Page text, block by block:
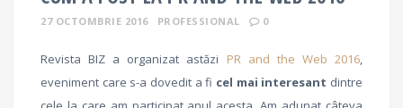
27 OCTOMBRIE 2016 PROFESSIONAL 0
Revista BIZ a organizat astăzi PR and the Web 2016,
eveniment care s-a dovedit a fi cel mai interesant dintre